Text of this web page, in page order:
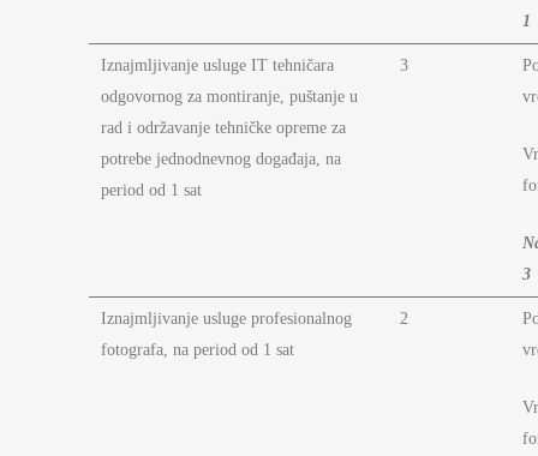
1
Iznajmljivanje usluge IT tehničara
odgovornog za montiranje, puštanje u
rad i održavanje tehničke opreme za
potrebe jednodnevnog događaja, na
period od 1 sat
3
3
Iznajmljivanje usluge profesionalnog
fotografa, na period od 1 sat
2